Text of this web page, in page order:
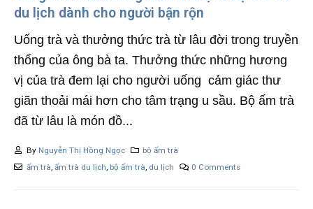
du lịch dành cho người bận rộn
Uống trà và thưởng thức trà từ lâu đời trong truyền
thống của ông bà ta. Thưởng thức những hương
vị của trà đem lại cho người uống cảm giác thư
giãn thoải mái hơn cho tâm trạng u sầu. Bộ ấm trà
đã từ lâu là món đồ...
By Nguyễn Thị Hồng Ngọc
bộ ấm trà
ấm trà, ấm trà du lịch, bộ ấm trà, du lịch 0 Comments